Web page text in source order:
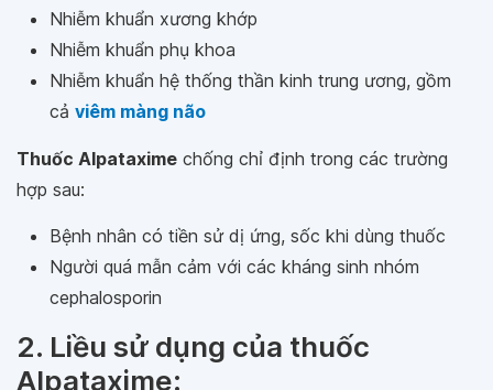
Nhiễm khuẩn xương khớp
Nhiễm khuẩn phụ khoa
Nhiễm khuẩn hệ thống thần kinh trung ương, gồm
cả viêm màng não
Thuốc Alpataxime chống chỉ định trong các trường
hợp sau:
Bệnh nhân có tiền sử dị ứng, sốc khi dùng thuốc
Người quá mẫn cảm với các kháng sinh nhóm
cephalosporin
2. Liều sử dụng của thuốc
Alpataxime: